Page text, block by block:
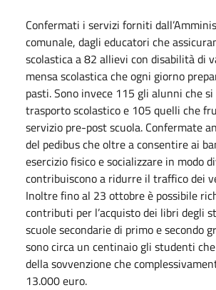
Confermati i servizi forniti
comunale, dagli educatori che
scolastica a 82 allievi con disabilità di
mensa scolastica che ogni giorno
pasti. Sono invece 115 gli alunni che
trasporto scolastico e 105 quelli che
servizio pre-post scuola. Confermate
del pedibus che oltre a consentire ai
esercizio fisico e socializzare in modo
contribuiscono a ridurre il traffico dei
Inoltre fino al 23 ottobre è possibile
contributi per l’acquisto dei libri degli
scuole secondarie di primo e secondo
sono circa un centinaio gli studenti
della sovvenzione che
13.000 euro.